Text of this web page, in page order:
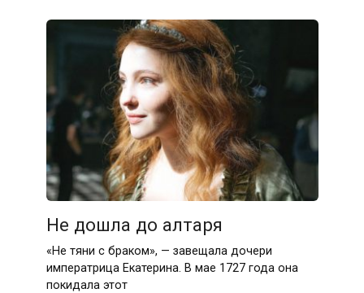
Не дошла до алтаря
«Не тяни с браком», — завещала дочери
императрица Екатерина. В мае 1727 года она
покидала этот